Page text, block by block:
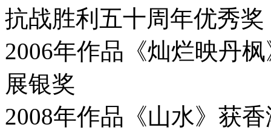
抗战胜利五十周年优秀奖
2006年作品《灿烂映丹
展银奖
2008年作品《山水》获